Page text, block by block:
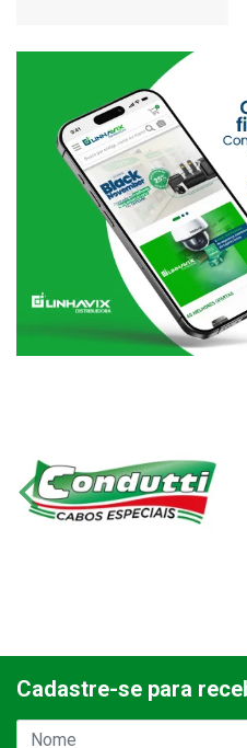
Cadastre-se para